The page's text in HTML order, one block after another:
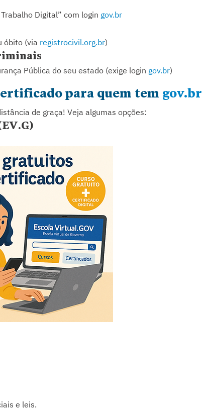
Digital” com login gov.br
óbito (via registrocivil.org.br)
Pública do seu estado (exige login gov.br)
para quem tem gov.br
de graça! Veja algumas opções:
e leis.